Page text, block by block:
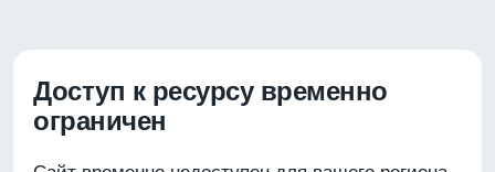
Доступ к ресурсу временно
ограничен